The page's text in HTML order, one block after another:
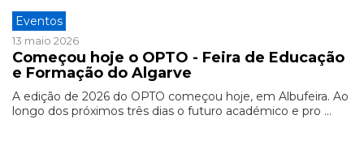
Eventos
13 maio 2026
Começou hoje o OPTO - Feira de Educação
e Formação do Algarve
A edição de 2026 do OPTO começou hoje, em Albufeira. Ao
longo dos próximos três dias o futuro académico e pro ...